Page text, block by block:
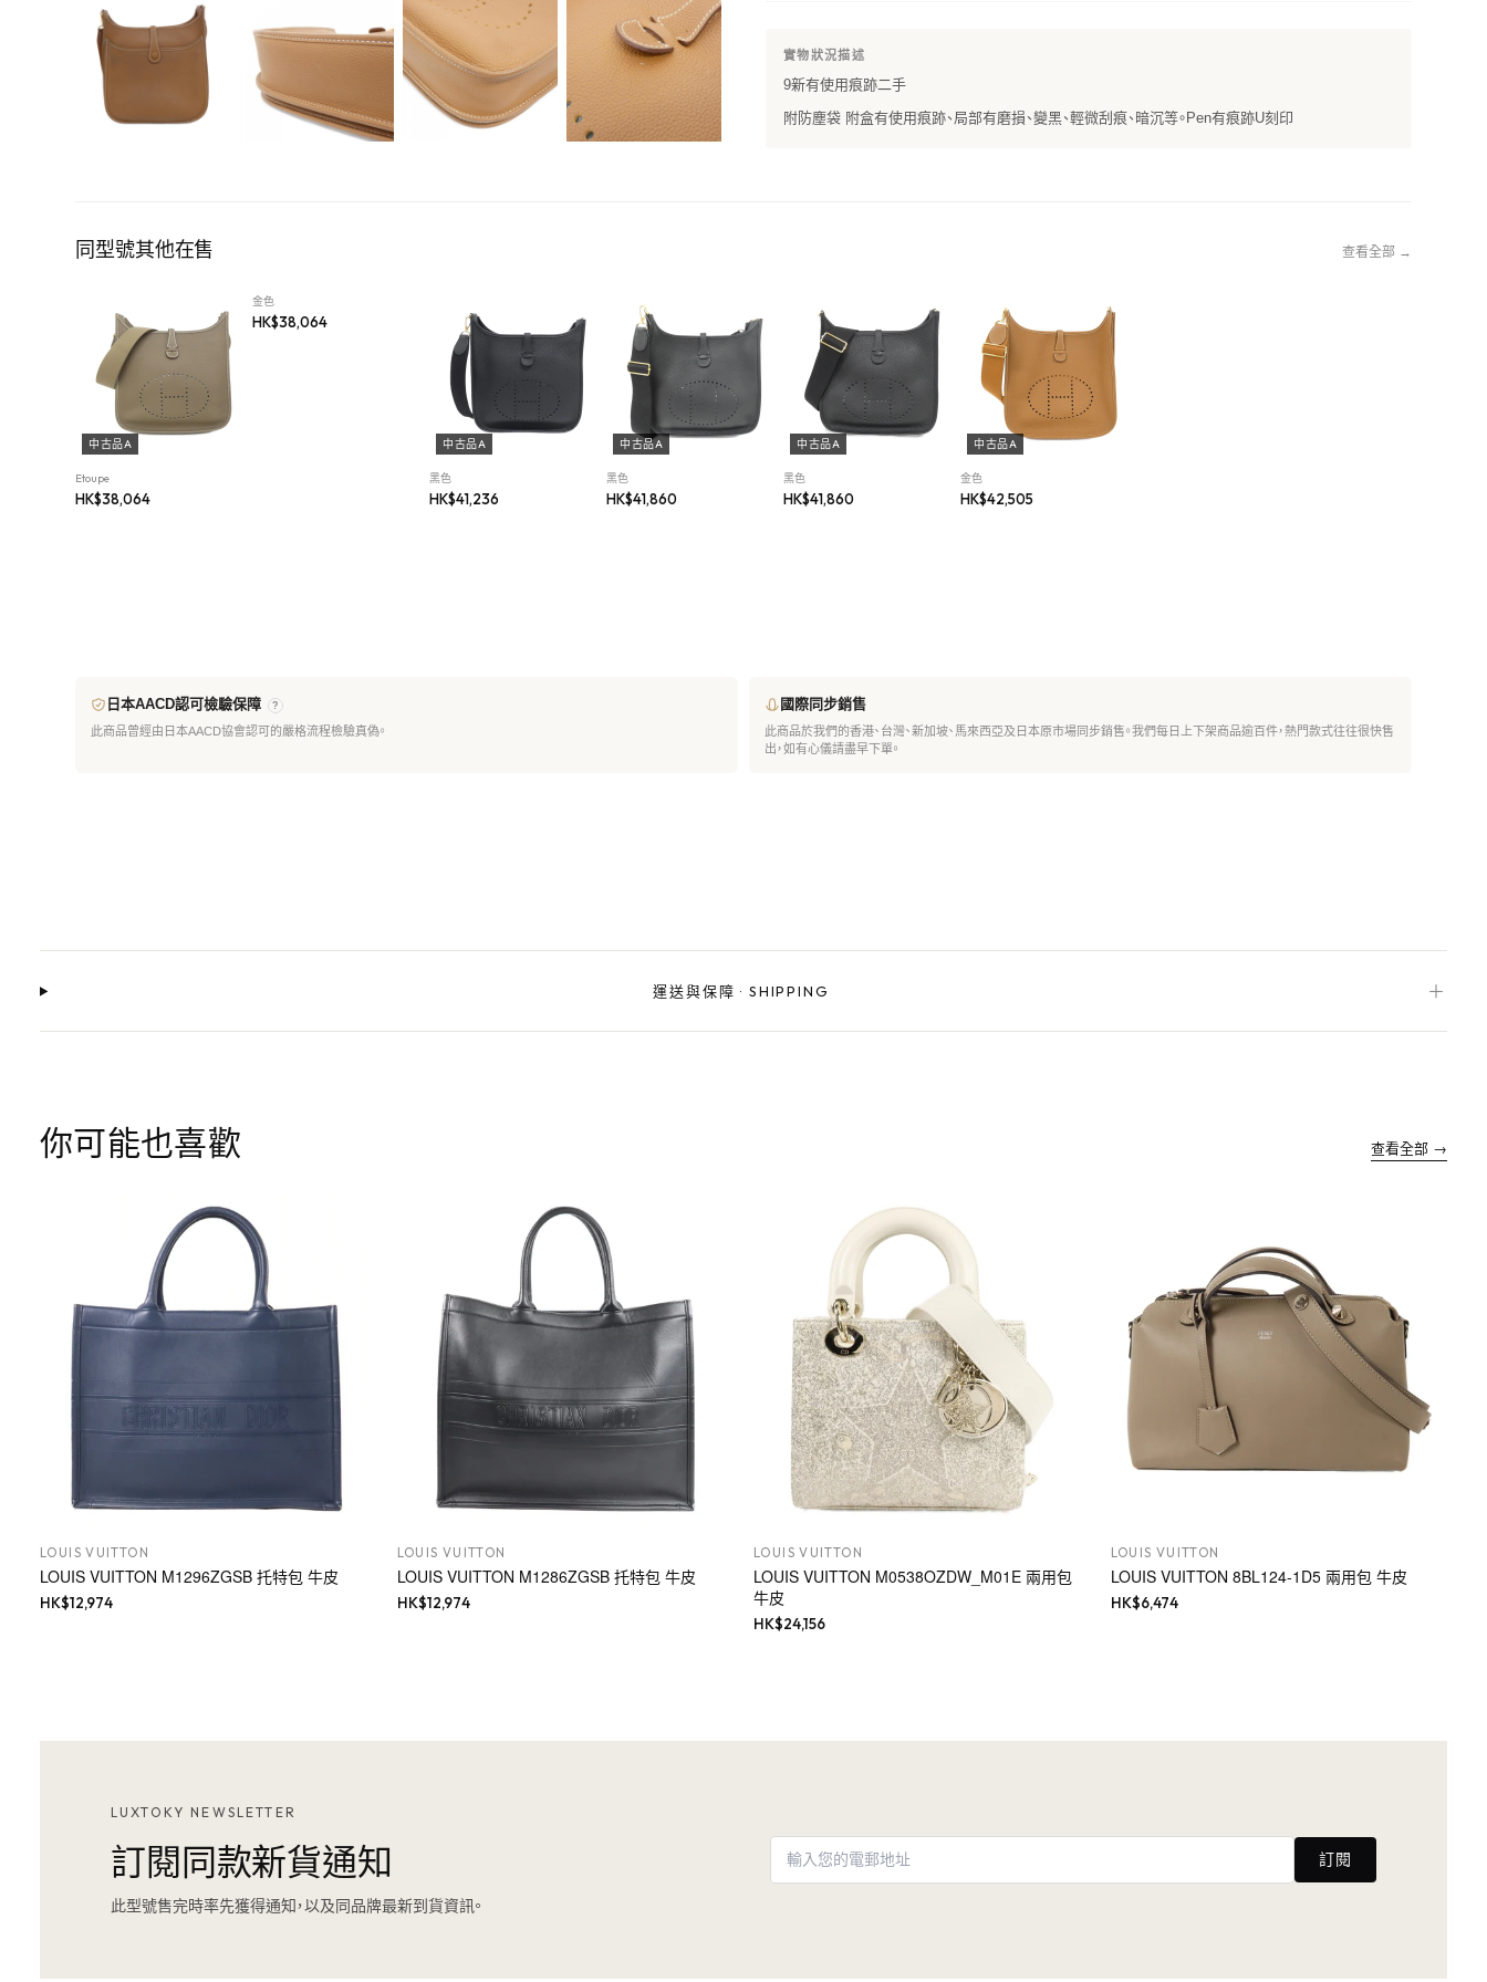
實物狀況描述
9新有使用痕跡二手
附防塵袋 附盒有使用痕跡、局部有磨損、變黑、輕微刮痕、暗沉等。Pen有痕跡U刻印
同型號其他在售 查看全部 →
中古品A
Etoupe
HK$38,064
金色
HK$38,064
中古品A
黑色
HK$41,236
中古品A
黑色
HK$41,860
中古品A
黑色
HK$41,860
中古品A
金色
HK$42,505
日本AACD認可檢驗保障 ?
此商品曾經由日本AACD協會認可的嚴格流程檢驗真偽。
國際同步銷售
此商品於我們的香港、台灣、新加坡、馬來西亞及日本原市場同步銷售。我們每日上下架商品逾百件，熱門款式往往很快售
出，如有心儀請盡早下單。
運送與保障 · SHIPPING ＋
你可能也喜歡 查看全部 →
LOUIS VUITTON
LOUIS VUITTON M1296ZGSB 托特包 牛皮
HK$12,974
LOUIS VUITTON
LOUIS VUITTON M1286ZGSB 托特包 牛皮
HK$12,974
LOUIS VUITTON
LOUIS VUITTON M0538OZDW_M01E 兩用包
牛皮
HK$24,156
LOUIS VUITTON
LOUIS VUITTON 8BL124-1D5 兩用包 牛皮
HK$6,474
LUXTOKY NEWSLETTER
訂閱同款新貨通知
此型號售完時率先獲得通知，以及同品牌最新到貨資訊。
訂閱